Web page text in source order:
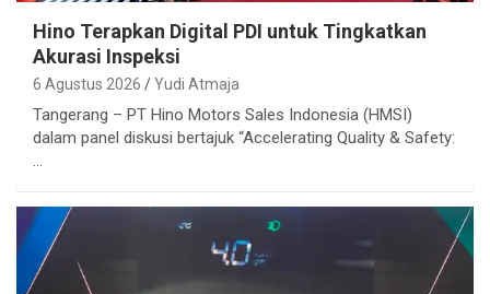
Hino Terapkan Digital PDI untuk Tingkatkan
Akurasi Inspeksi
6 Agustus 2026 Yudi Atmaja
Tangerang – PT Hino Motors Sales Indonesia (HMSI)
dalam panel diskusi bertajuk “Accelerating Quality & Safety:
…